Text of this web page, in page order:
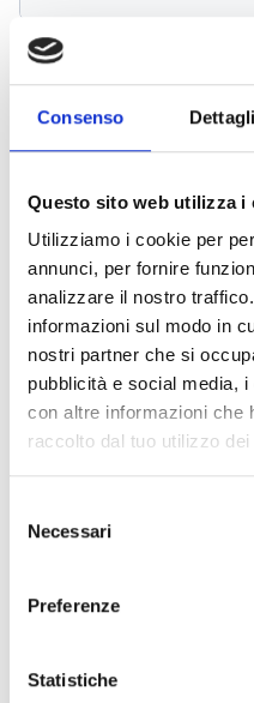
Consenso Dettagli
Questo sito web utilizza i
Utilizziamo i cookie per
annunci, per fornire
analizzare il nostro
informazioni sul modo in
nostri partner che si
pubblicità e social media,
con altre informazioni che
raccolto dal tuo utilizzo
delNecessari
Preferenze
Statistiche
Accessories EB00 Bases
Accessories for
Documents(6992)
Select All
Please log in before
the icon lock
All languages
SEARCH